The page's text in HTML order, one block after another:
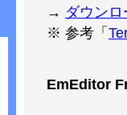
→ ダウン
※ 参考「
EmEditor